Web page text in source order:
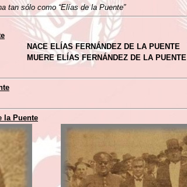
tan sólo como “Elías de la Puente”
NACE ELÍAS FERNÁNDEZ DE LA PUENTE
MUERE ELÍAS FERNÁNDEZ DE LA PUENTE
la Puente